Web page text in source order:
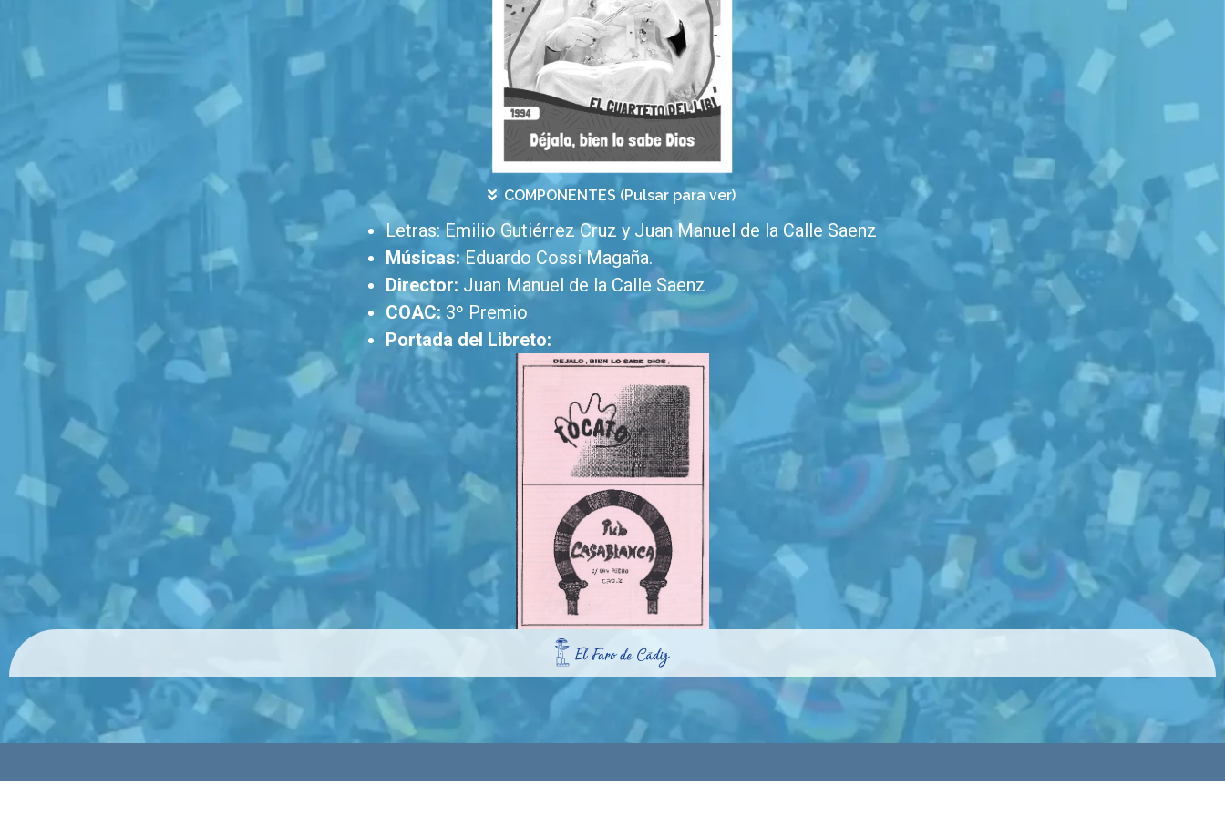
COMPONENTES (Pulsar para ver)
Letras: Emilio Gutiérrez Cruz y Juan Manuel de la Calle Saenz
Músicas:Eduardo Cossi Magaña.
Director: Juan Manuel de la Calle Saenz
COAC:3º Premio
Portada del Libreto: